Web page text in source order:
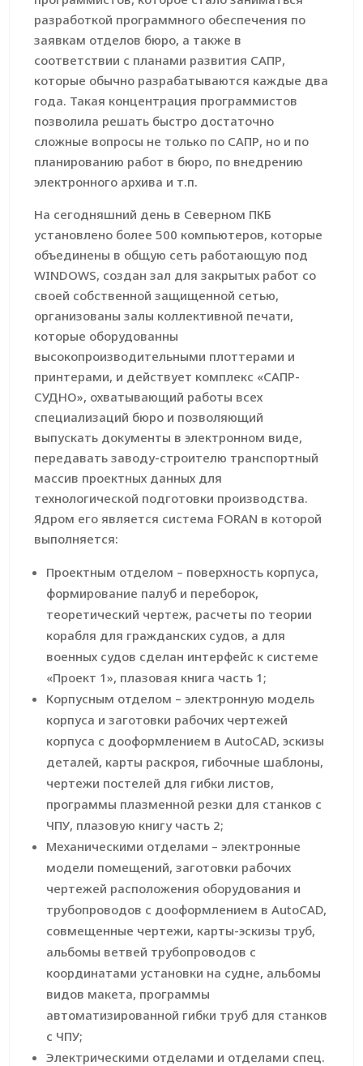
разработкой программного обеспечения по
заявкам отделов бюро, а также в
соответствии с планами развития САПР,
которые обычно разрабатываются каждые два
года. Такая концентрация программистов
позволила решать быстро достаточно
сложные вопросы не только по САПР, но и по
планированию работ в бюро, по внедрению
электронного архива и т.п.
На сегодняшний день в Северном ПКБ
установлено более 500 компьютеров, которые
объединены в общую сеть работающую под
WINDOWS, создан зал для закрытых работ со
своей собственной защищенной сетью,
организованы залы коллективной печати,
которые оборудованны
высокопроизводительными плоттерами и
принтерами, и действует комплекс «САПР-
СУДНО», охватывающий работы всех
специализаций бюро и позволяющий
выпускать документы в электронном виде,
передавать заводу-строителю транспортный
массив проектных данных для
технологической подготовки производства.
Ядром его является система FORAN в которой
выполняется:
Проектным отделом – поверхность корпуса,
формирование палуб и переборок,
теоретический чертеж, расчеты по теории
корабля для гражданских судов, а для
военных судов сделан интерфейс к системе
«Проект 1», плазовая книга часть 1;
Корпусным отделом – электронную модель
корпуса и заготовки рабочих чертежей
корпуса с дооформлением в AutoCAD, эскизы
деталей, карты раскроя, гибочные шаблоны,
чертежи постелей для гибки листов,
программы плазменной резки для станков с
ЧПУ, плазовую книгу часть 2;
Механическими отделами – электронные
модели помещений, заготовки рабочих
чертежей расположения оборудования и
трубопроводов с дооформлением в AutoCAD,
совмещенные чертежи, карты-эскизы труб,
альбомы ветвей трубопроводов с
координатами установки на судне, альбомы
видов макета, программы
автоматизированной гибки труб для станков
с ЧПУ;
Электрическими отделами и отделами спец.